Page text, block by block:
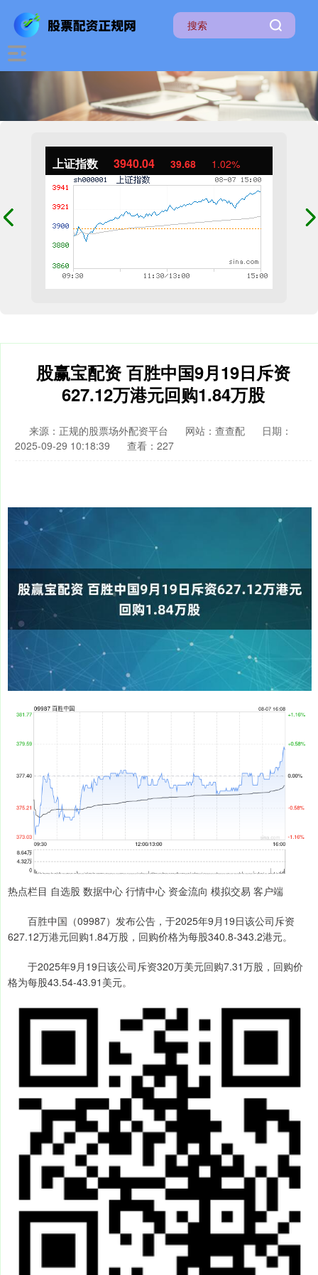
上证指数 3940.04 39.68 1.02%
股赢宝配资 百胜中国9月19日斥资
627.12万港元回购1.84万股
来源：正规的股票场外配资平台 网站：查查配
日期：
2025-09-29 10:18:39
查看：227
热点栏目 自选股 数据中心 行情中心 资金流向 模拟交易 客户端
百胜中国（09987）发布公告，于2025年9月19日该公司斥资
627.12万港元回购1.84万股，回购价格为每股340.8-343.2港元。
于2025年9月19日该公司斥资320万美元回购7.31万股，回购价
格为每股43.54-43.91美元。